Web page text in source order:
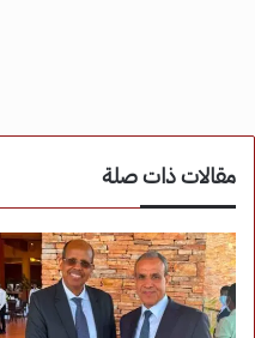
مقالات ذات صلة